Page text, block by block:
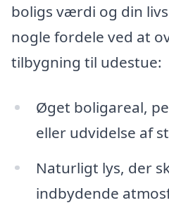
boligs værdi og din
nogle fordele ved at
tilbygning til udestue:
Øget boligareal,
eller udvidelse af
Naturligt lys, der
indbydende